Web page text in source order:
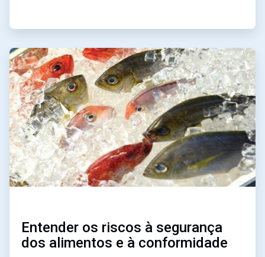
ArticleTile
2
de
3
Entender os riscos à segurança
dos alimentos e à conformidade